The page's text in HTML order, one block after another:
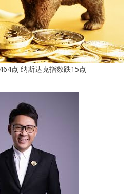
点 纳斯达克指数跌15点